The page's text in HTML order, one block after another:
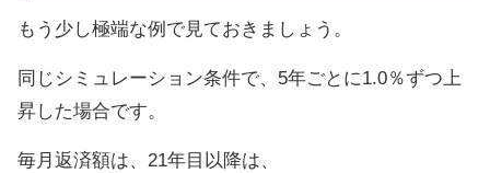
もう少し極端な例で見ておきましょう。
同じシミュレーション条件で、5年ごとに1.0％ずつ上
昇した場合です。
毎月返済額は、21年目以降は、